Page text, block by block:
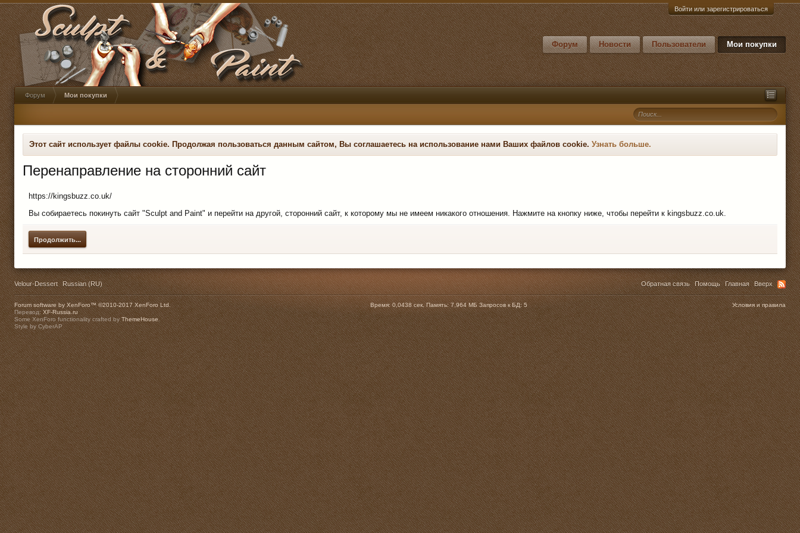
Войти или зарегистрироваться
Форум Новости Пользователи Мои покупки
Форум Мои покупки
Этот сайт использует файлы cookie. Продолжая пользоваться данным сайтом, Вы соглашаетесь на использование нами Ваших файлов cookie. Узнать больше.
Перенаправление на сторонний сайт
https://kingsbuzz.co.uk/
Вы собираетесь покинуть сайт "Sculpt and Paint" и перейти на другой, сторонний сайт, к которому мы не имеем никакого отношения. Нажмите на кнопку ниже, чтобы перейти к kingsbuzz.co.uk.
Продолжить...
Velour-Dessert Russian (RU) Обратная связь Помощь Главная Вверх
Условия и правила
Forum software by XenForo™©2010-2017 XenForo Ltd.
Перевод:XF-Russia.ru
Some XenForo functionality crafted byThemeHouse.
Style by CyberAP
Время: 0,0438 сек. Память: 7,964 МБ Запросов к БД: 5